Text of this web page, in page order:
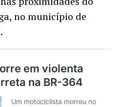
no município de